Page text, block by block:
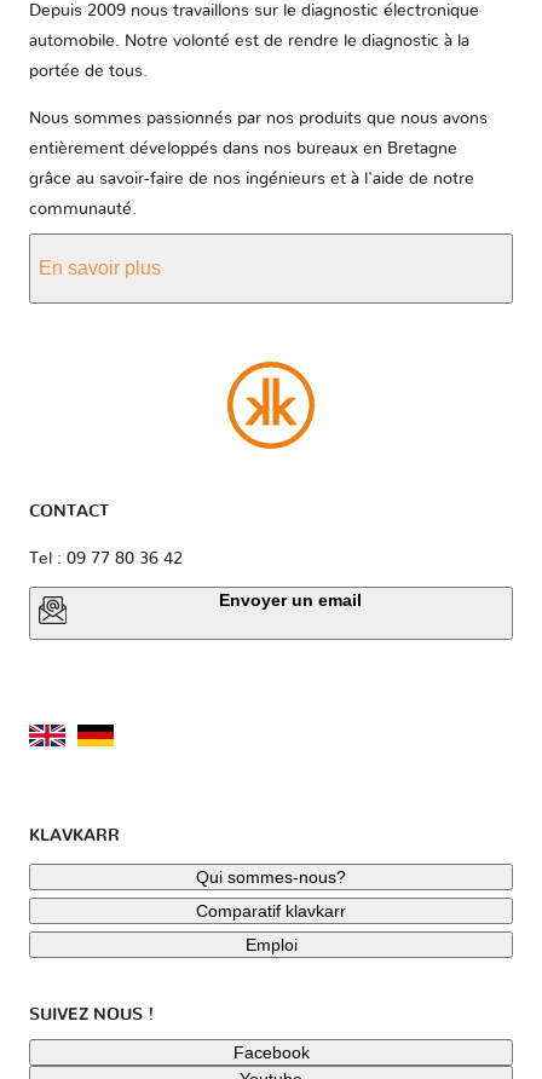
Depuis 2009 nous travaillons sur le diagnostic électronique
automobile. Notre volonté est de rendre le diagnostic à la
portée de tous.
Nous sommes passionnés par nos produits que nous avons
entièrement développés dans nos bureaux en Bretagne
grâce au savoir-faire de nos ingénieurs et à l'aide de notre
communauté.
En savoir plus
CONTACT
Tel : 09 77 80 36 42
Envoyer un email
KLAVKARR
Qui sommes-nous?
Comparatif klavkarr
Emploi
SUIVEZ NOUS !
Facebook